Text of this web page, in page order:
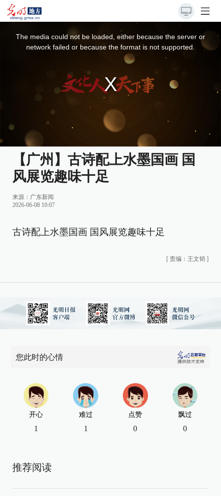
The media could not be loaded, either because the server or
network failed or because the format is not supported.
【广州】古诗配上水墨国画 国
风展览趣味十足
来源： 广东新闻
2026-06-08 10:07
古诗配上水墨国画 国风展览趣味十足
[ 责编：王文韬 ]
您此时的心情
开心
1
难过
1
点赞
0
飘过
0
推荐阅读